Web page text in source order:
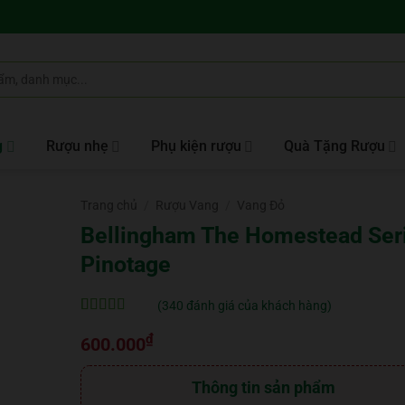
Rượu nhẹ Phụ kiện rượu Quà Tặng Rượu
Bellingham The Homestead
Pinotage
trênđánh
giá
(340 đánh giá của khách hàng)
600.000₫
Thông tin sản phẩm